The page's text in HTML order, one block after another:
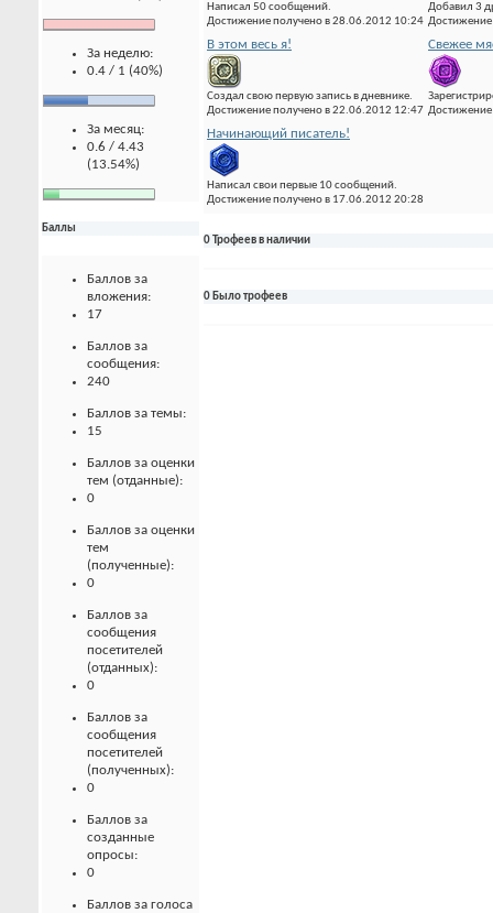
За неделю:
0.4 / 1 (40%)
За месяц:
0.6 / 4.43
(13.54%)
Баллы
Баллов за
вложения:
17
Баллов за
сообщения:
240
Баллов за темы:
15
Баллов за оценки
тем (отданные):
0
Баллов за оценки
тем
(полученные):
0
Баллов за
сообщения
посетителей
(отданных):
0
Баллов за
сообщения
посетителей
(полученных):
0
Баллов за
созданные
опросы:
0
Баллов за голоса
Написал 50 сообщений.
Достижение получено в 28.06.2012 10:24
Добавил 3
В этом весь я!
Создал свою первую запись в дневнике.
Достижение получено в 22.06.2012 12:47
Свежее
Начинающий писатель!
Написал свои первые 10 сообщений.
Достижение получено в 17.06.2012 20:28
0 Трофеев в наличии
0 Было трофеев